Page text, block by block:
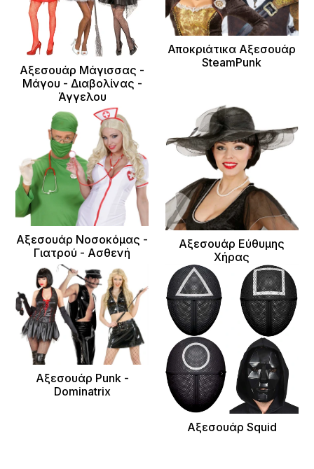
Αξεσουάρ Μάγισσας -
Μάγου - Διαβολίνας -
Άγγελου
Αποκριάτικα Αξεσουάρ
SteamPunk
Αξεσουάρ Νοσοκόμας -
Γιατρού - Ασθενή
Αξεσουάρ Εύθυμης
Χήρας
Αξεσουάρ Punk -
Dominatrix
Αξεσουάρ Squid